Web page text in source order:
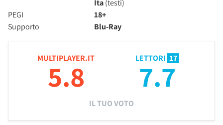
Ita(testi)
PEGI
18+
Supporto
Blu-Ray
MULTIPLAYER.IT
5.8
LETTORI 17
7.7
IL TUO VOTO